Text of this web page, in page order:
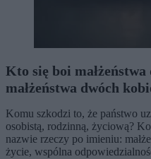
Kto się boi
małżeństwa dwóch
Komu szkodzi to, że państwo
osobistą, rodzinną, życiową?
nazwie rzeczy po imieniu:
życie, wspólna